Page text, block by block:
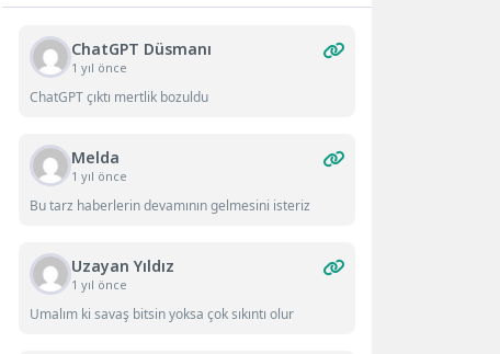
ChatGPT Düsmanı
1 yıl önce
ChatGPT çıktı mertlik bozuldu
Melda
1 yıl önce
Bu tarz haberlerin devamının gelmesini isteriz
Uzayan Yıldız
1 yıl önce
Umalım ki savaş bitsin yoksa çok sıkıntı olur